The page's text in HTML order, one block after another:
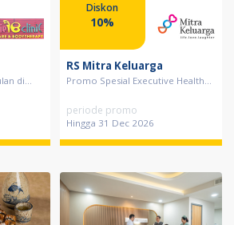
di...
Diskon
10%
RS Mitra Keluarga
Promo Spesial Executive Health...
periode promo
Hingga 31 Dec 2026